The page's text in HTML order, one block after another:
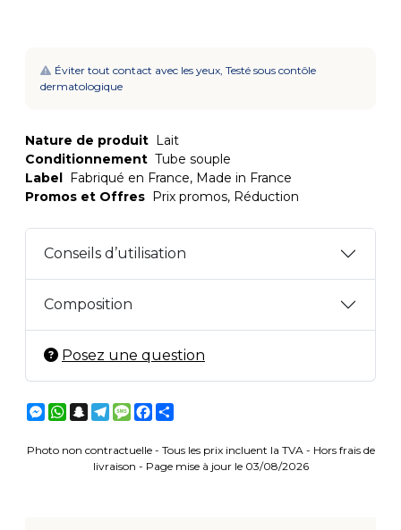
Éviter tout contact avec les yeux, Testé sous contôle
dermatologique
Nature de produit Lait
Conditionnement Tube souple
Label Fabriqué en France, Made in France
Promos et Offres Prix promos, Réduction
Conseils d’utilisation
Composition
Posez une question
Messenger
WhatsApp
Snapchat
Telegram
MessageFacebook
Photo non contractuelle - Tous les prix incluent la TVA - Hors frais de
livraison - Page mise à jour le 03/08/2026